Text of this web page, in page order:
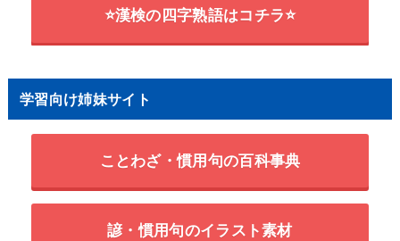
⭐漢検の四字熟語はコチラ⭐
学習向け姉妹サイト
ことわざ・慣用句の百科事典
諺・慣用句のイラスト素材